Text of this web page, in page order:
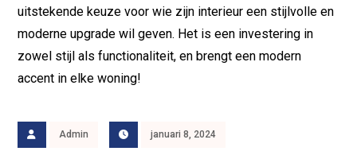
uitstekende keuze voor wie zijn interieur een stijlvolle en
moderne upgrade wil geven. Het is een investering in
zowel stijl als functionaliteit, en brengt een modern
accent in elke woning!
Admin januari 8, 2024